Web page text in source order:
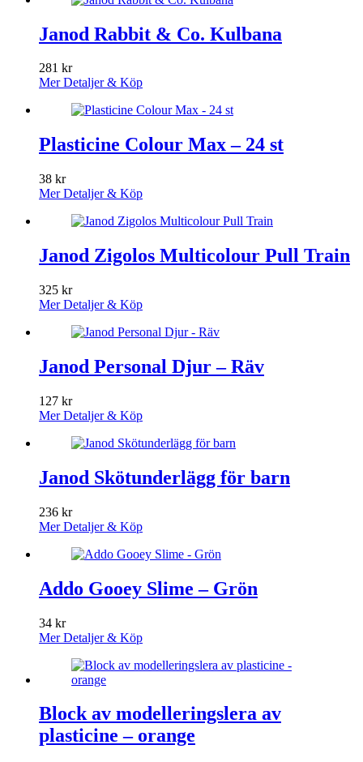
Janod Rabbit & Co. Kulbana
281 kr
Mer Detaljer & Köp
Plasticine Colour Max – 24 st
38 kr
Mer Detaljer & Köp
Janod Zigolos Multicolour Pull Train
325 kr
Mer Detaljer & Köp
Janod Personal Djur – Räv
127 kr
Mer Detaljer & Köp
Janod Skötunderlägg för barn
236 kr
Mer Detaljer & Köp
Addo Gooey Slime – Grön
34 kr
Mer Detaljer & Köp
Block av modelleringslera av
plasticine – orange